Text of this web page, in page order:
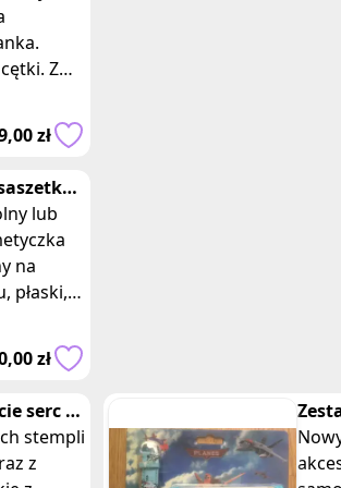
Z
zł
nalub
na
płaski,
21
zł
serc z
stempli
z